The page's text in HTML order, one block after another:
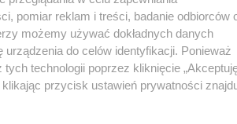
dino
2 gazetki
Dodaj do ulubionych
pomiar reklam i treści, badanie odbiorców
możemy używać dokładnych danych
do celów identyfikacji. Ponieważ
technologii poprzez kliknięcie
przycisk ustawień prywatności